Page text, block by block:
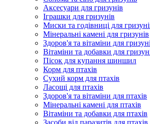
Аксесуари для гризунів
Іграшки для гризунів
Миски та годівниці для
Мінеральні камені для гризунів
Здоров'я та вітаміни для
Вітаміни та добавки для
Пісок для купання шиншил
Корм для птахів
Сухий корм для птахів
Ласощі для птахів
Здоров'я та вітаміни для птахів
Мінеральні камені для птахів
Вітаміни та добавки для птахів
Засоби від паразитів для птахів